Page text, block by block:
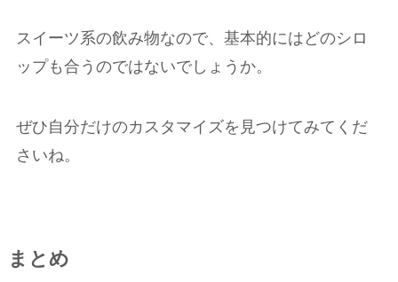
スイーツ系の飲み物なので、基本的にはどのシロ
ップも合うのではないでしょうか。
ぜひ自分だけのカスタマイズを見つけてみてくだ
さいね。
まとめ